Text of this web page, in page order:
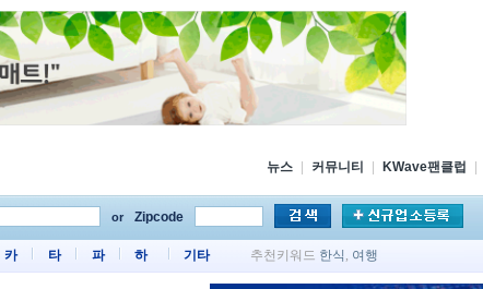
뉴스 커뮤니티 KWave팬클럽
or Zipcode
카 타 파 하 기타 추천키워드 한식 , 여행